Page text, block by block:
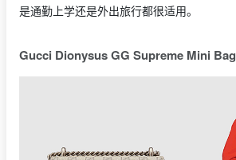
是通勤上学还是外出旅行都很适用。
Gucci Dionysus GG Supreme Mini Bag